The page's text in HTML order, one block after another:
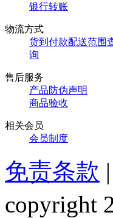
银行转账
物流方式
货到付款配送范围
询
售后服务
产品防伪声明
商品验收
相关会员
会员制度
免责条款 |
copyright